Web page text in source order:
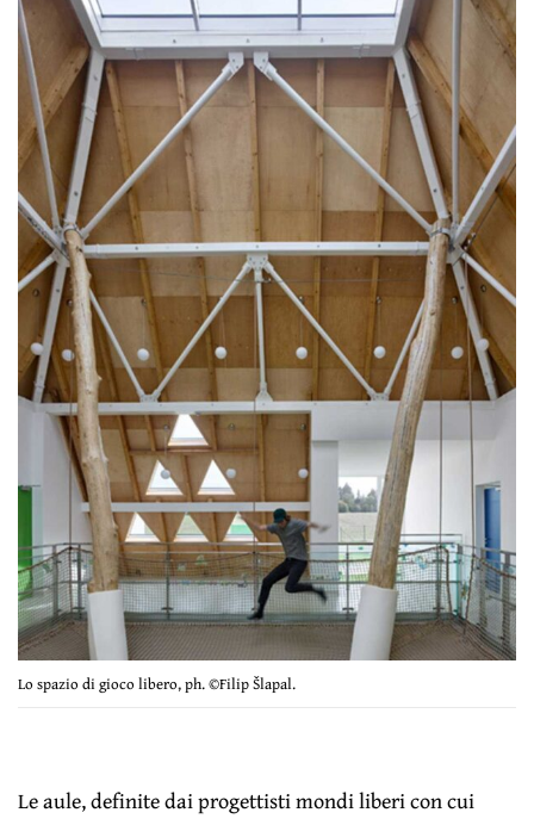
Lo spazio di gioco libero, ph. ©Filip Šlapal.
Le aule, definite dai progettisti mondi liberi con cui